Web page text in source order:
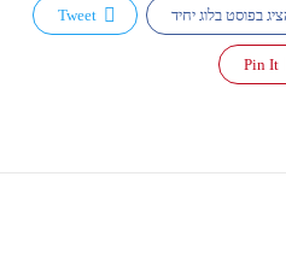
בפוסט בלוג יחיד Tweet
Pin It